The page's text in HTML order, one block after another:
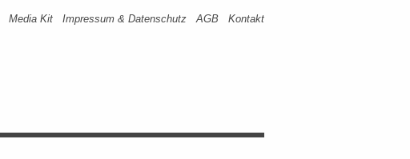
Media Kit Impressum & Datenschutz AGB Kontakt